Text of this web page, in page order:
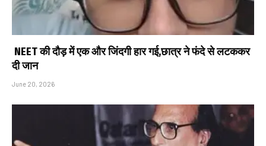
NEET की दौड़ में एक और जिंदगी हार गई,छात्र ने फंदे से लटककर
दी जान
June 20, 2026